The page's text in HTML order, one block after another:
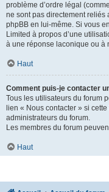
problème d’ordre légal
ne sont pas directement reliés
phpBB en lui-même. Si vous
Limited à propos d’une
à une réponse laconique ou à
Haut
Comment puis-je contacter
Tous les utilisateurs du forum
lien « Nous contacter » si
administrateurs du forum.
Les membres du forum
Haut